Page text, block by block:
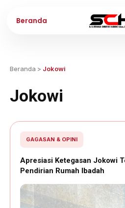
Beranda
Beranda > Jokowi
Jokowi
GAGASAN & OPINI
Apresiasi Ketegasan Jokowi
Pendirian Rumah Ibadah